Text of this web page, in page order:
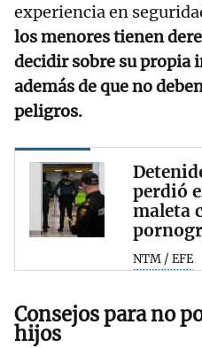
experiencia en
los menores tienen
decidir sobre su propia
además de que no
peligros.
perdió
maleta
NTM / EFE
Consejos para no
hijos